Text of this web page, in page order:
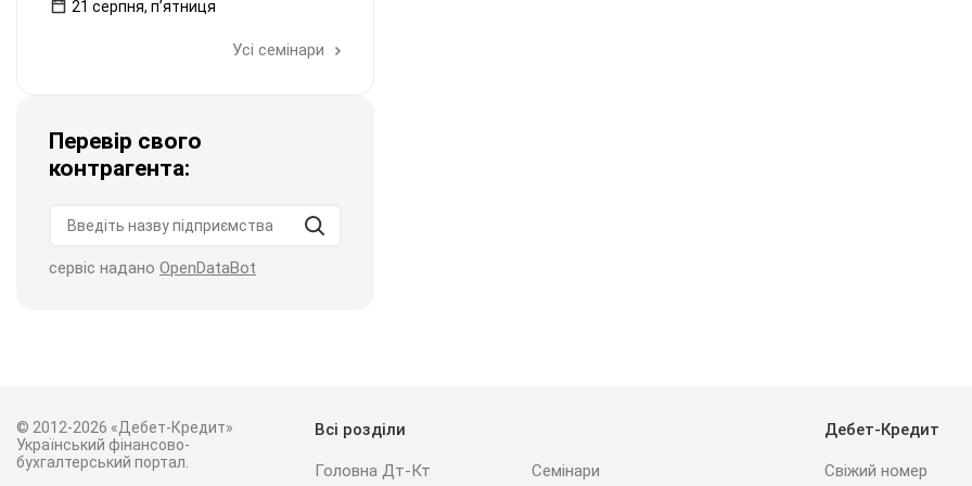
21 серпня, пʼятниця
Усі семінари
Перевір свого
контрагента:
сервіс надано OpenDataBot
© 2012-2026 «Дебет-Кредит»
Український фінансово-
бухгалтерський портал.
Всі розділи
Головна Дт-Кт Семінари
Дебет-Кредит
Свіжий номер